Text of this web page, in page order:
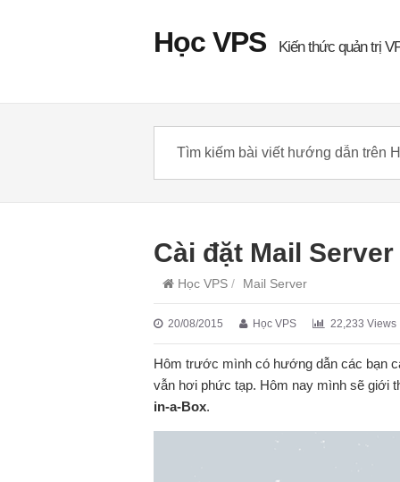
Học VPS Kiến thức quản trị
Cài đặt Mail
Học VPS / Mail Server
20/08/2015 Học VPS 22,233 Views
Hôm trước mình có hướng dẫn các bạn
vẫn hơi phức tạp. Hôm nay mình sẽ giới
in-a-Box.